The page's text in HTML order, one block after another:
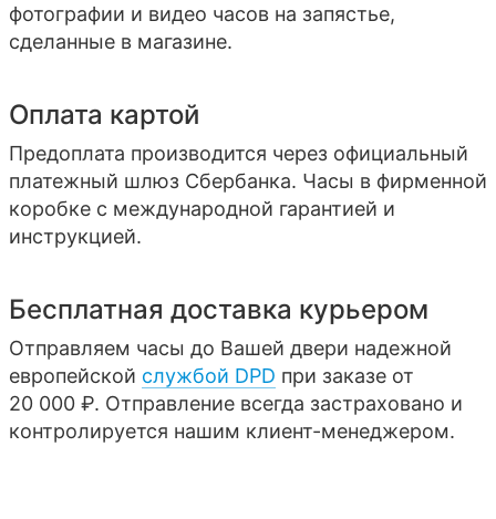
фотографии и видео часов на запястье,
сделанные в магазине.
Оплата картой
Предоплата производится через официальный
платежный шлюз Сбербанка. Часы в фирменной
коробке с международной гарантией и
инструкцией.
Бесплатная доставка курьером
Отправляем часы до Вашей двери надежной
европейской службой DPD при заказе от
20 000 ₽. Отправление всегда застраховано и
контролируется нашим клиент-менеджером.